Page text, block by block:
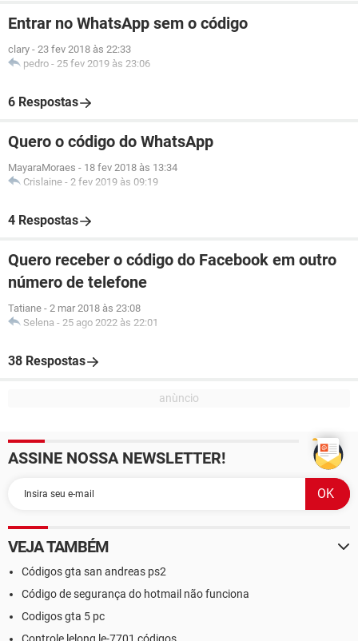
Entrar no WhatsApp sem o código
clary - 23 fev 2018 às 22:33
pedro - 25 fev 2019 às 23:06
6 Respostas
Quero o código do WhatsApp
MayaraMoraes - 18 fev 2018 às 13:34
Crislaine - 2 fev 2019 às 09:19
4 Respostas
Quero receber o código do Facebook em outro
número de telefone
Tatiane - 2 mar 2018 às 23:08
Selena - 25 ago 2022 às 22:01
38 Respostas
ASSINE NOSSA NEWSLETTER!
VEJA TAMBÉM
Códigos gta san andreas ps2
Código de segurança do hotmail não funciona
Codigos gta 5 pc